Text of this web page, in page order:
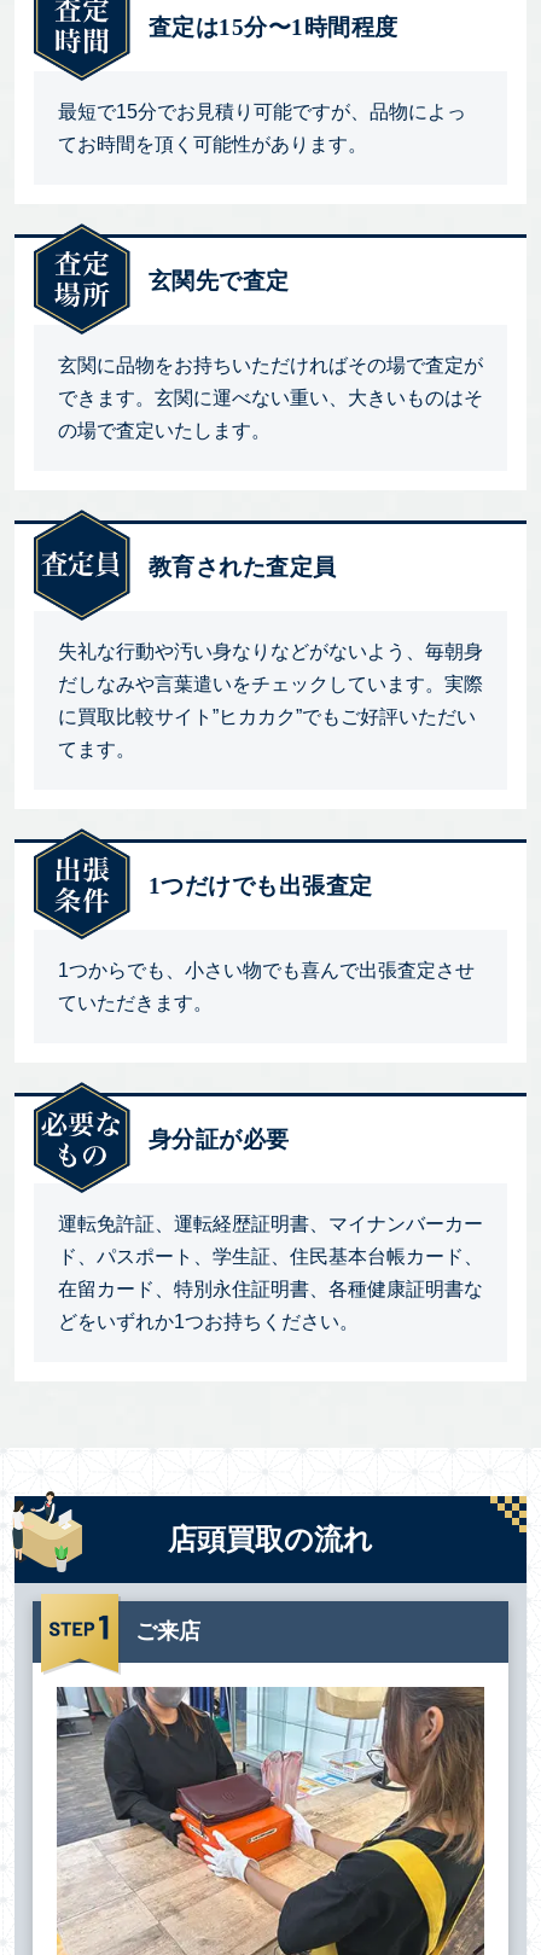
査定は15分〜1時間程度
最短で15分でお見積り可能ですが、品物によっ
てお時間を頂く可能性があります。
玄関先で査定
玄関に品物をお持ちいただければその場で査定が
できます。玄関に運べない重い、大きいものはそ
の場で査定いたします。
教育された査定員
失礼な行動や汚い身なりなどがないよう、毎朝身
だしなみや言葉遣いをチェックしています。実際
に買取比較サイト”ヒカカク”でもご好評いただい
てます。
1つだけでも出張査定
1つからでも、小さい物でも喜んで出張査定させ
ていただきます。
身分証が必要
運転免許証、運転経歴証明書、マイナンバーカー
ド、パスポート、学生証、住民基本台帳カード、
在留カード、特別永住証明書、各種健康証明書な
どをいずれか1つお持ちください。
店頭買取の流れ
ご来店